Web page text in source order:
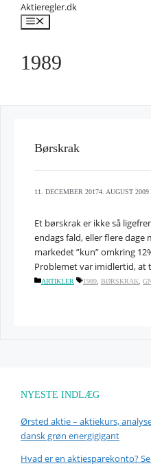
Aktieregler.dk
Menu
1989
Børskrak
11. DECEMBER 20174. AUGUST 2009
Et børskrak er ikke så
endags fald, eller flere
markedet ”kun” omkring
Problemet var imidlertid, at
KATEGORIER
ARTIKLER TAGS
1989, BØRSKRAK,
NYESTE INDLÆG
Ørsted aktie – aktiekurs,
dansk grøn energigigant
Hvad er en aktiesparekonto?